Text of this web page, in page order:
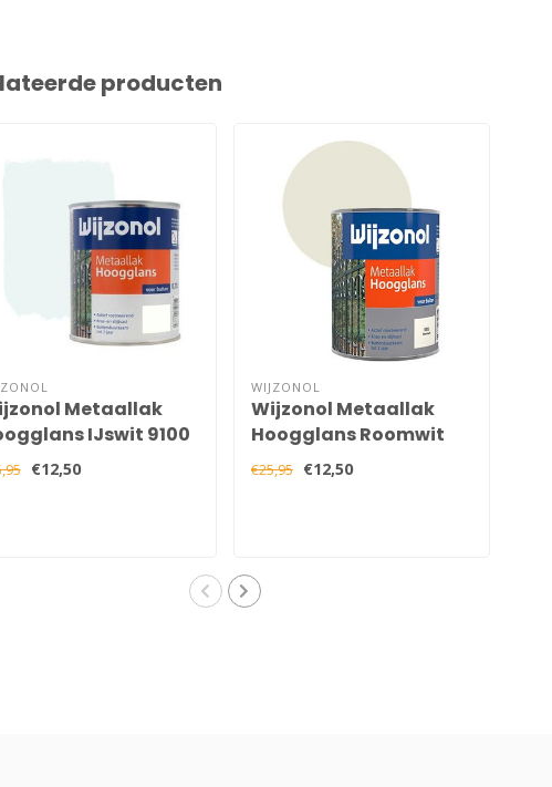
producten
Metaallak
IJswit 9100
ml€12,50
WIJZONOL
Wijzonol Metaallak
Hoogglans Roomwit
9235 750 ml
€25,95 €12,50